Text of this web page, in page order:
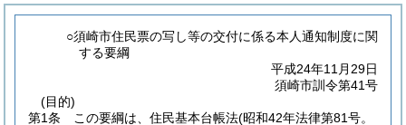
○須崎市住民票の写し等の交付に係る本人通知制度に関
する要綱
平成24年11月29日
須崎市訓令第41号
(目的)
第1条
この要綱は、住民基本台帳法(昭和42年法律第81号。